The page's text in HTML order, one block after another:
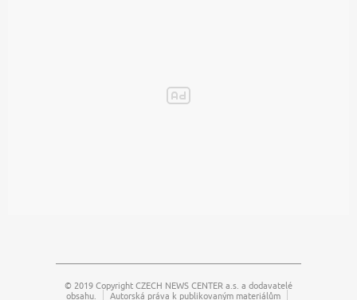
© 2019 Copyright CZECH NEWS CENTER a.s. a dodavatelé
obsahu.
Autorská práva k publikovaným materiálům